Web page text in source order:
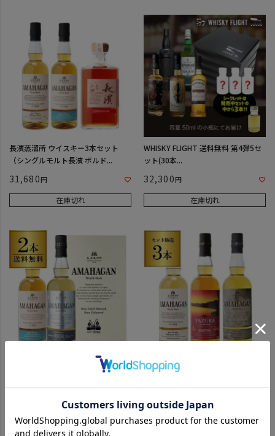
長濱蒸溜所 ウイスキー3本セット
（シングルモルト長濱 ボルド...
31,680
在庫切れ
WHISKY FLIGHT 送料無料 第4弾5セ
ット(30本...
32,300
在庫切れ
送料無料 長濱蒸溜所 アマハガン ワ
在庫切れ
お一人様1セット限り YAZUKA
AMAHAGAN記念3本...
在庫切れ